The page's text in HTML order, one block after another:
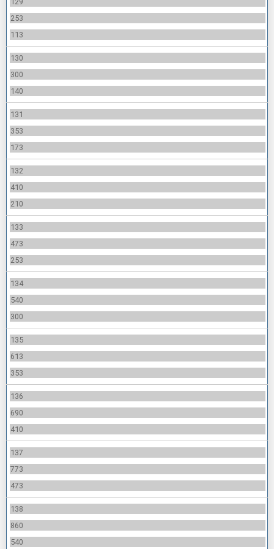
253
113
130
300
140
131
353
173
132
410
210
133
473
253
134
540
300
135
613
353
136
690
410
137
773
473
138
860
540